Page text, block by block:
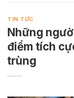
TIN TỨC
Những
điểm tích
trùng